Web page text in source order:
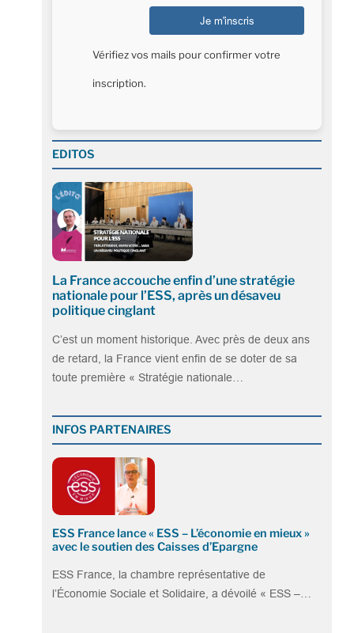
Vérifiez vos mails pour confirmer votre
inscription.
EDITOS
La France accouche enfin d’une stratégie
nationale pour l’ESS, après un désaveu
politique cinglant
C’est un moment historique. Avec près de deux ans
de retard, la France vient enfin de se doter de sa
toute première « Stratégie nationale…
INFOS PARTENAIRES
ESS France lance « ESS – L’économie en mieux »
avec le soutien des Caisses d’Epargne
ESS France, la chambre représentative de
l’Économie Sociale et Solidaire, a dévoilé « ESS –…